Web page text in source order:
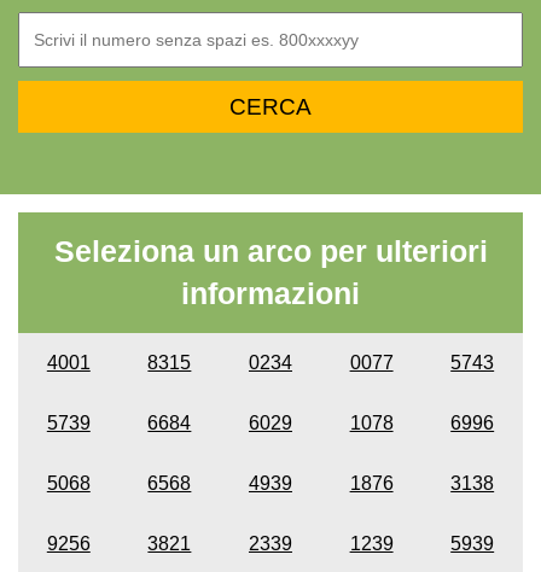
Seleziona un arco per ulteriori
informazioni
4001 8315 0234 0077 5743
5739 6684 6029 1078 6996
5068 6568 4939 1876 3138
9256 3821 2339 1239 5939